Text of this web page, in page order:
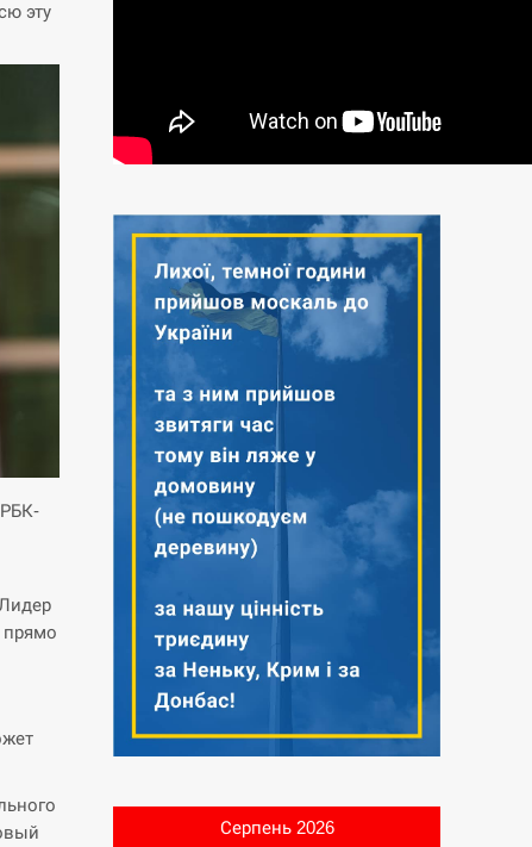
эту
прямо
Серпень 2026